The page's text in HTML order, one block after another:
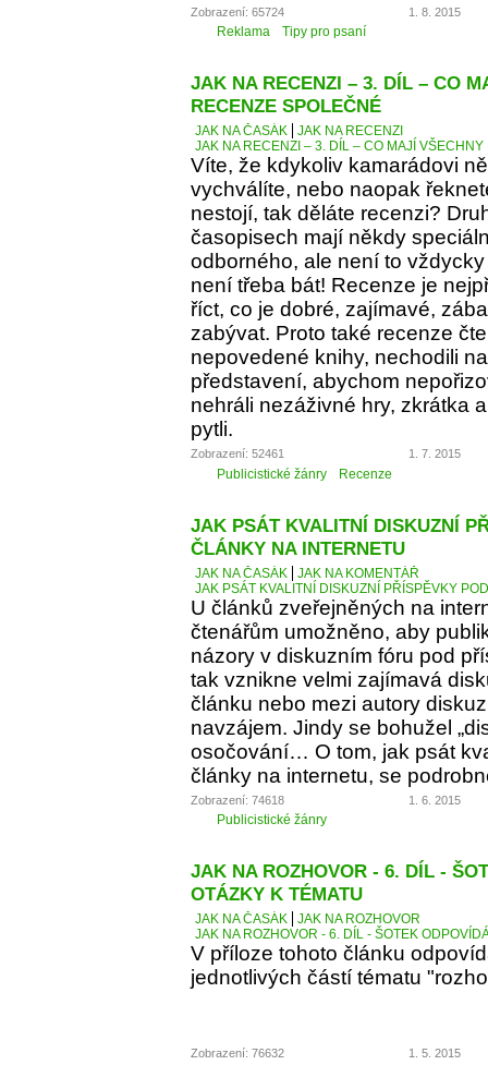
Zobrazení: 65724 1. 8. 2015
Reklama Tipy pro psaní
JAK NA RECENZI – 3. DÍL – CO
RECENZE SPOLEČNÉ
JAK NA ČASÁK
JAK NA RECENZI
JAK NA RECENZI – 3. DÍL – CO MAJÍ
Víte, že kdykoliv kamarádovi
vychválíte, nebo naopak
nestojí, tak děláte recenzi?
časopisech mají někdy
odborného, ale není to
není třeba bát! Recenze je
říct, co je dobré, zajímavé,
zabývat. Proto také recenze
nepovedené knihy, nechodili
představení, abychom
nehráli nezáživné hry, zkrátka
pytli.
Zobrazení: 52461 1. 7. 2015
Publicistické žánry Recenze
JAK PSÁT KVALITNÍ DISKUZNÍ
ČLÁNKY NA INTERNETU
JAK NA ČASÁK
JAK NA KOMENTÁŘ
JAK PSÁT KVALITNÍ DISKUZNÍ PŘÍSPĚVKY
U článků zveřejněných na
čtenářům umožněno, aby
názory v diskuzním fóru pod
tak vznikne velmi zajímavá
článku nebo mezi autory
navzájem. Jindy se bohužel
osočování… O tom, jak psát
články na internetu, se
Zobrazení: 74618 1. 6. 2015
Publicistické žánry
JAK NA ROZHOVOR - 6. DÍL -
OTÁZKY K TÉMATU
JAK NA ČASÁK
JAK NA ROZHOVOR
JAK NA ROZHOVOR - 6. DÍL - ŠOTEK
V příloze tohoto článku
jednotlivých částí tématu
Zobrazení: 76632 1. 5. 2015